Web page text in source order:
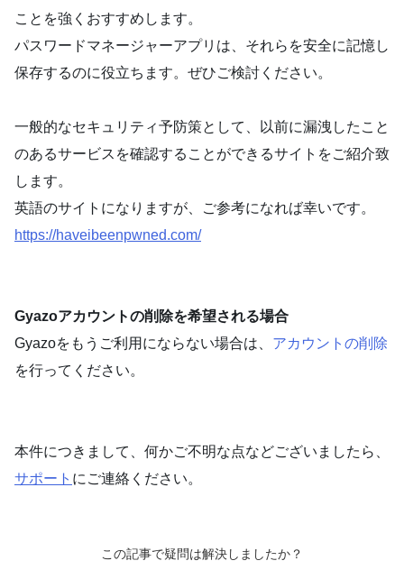
ことを強くおすすめします。
パスワードマネージャーアプリは、それらを安全に記憶し
保存するのに役立ちます。ぜひご検討ください。
一般的なセキュリティ予防策として、以前に漏洩したこと
のあるサービスを確認することができるサイトをご紹介致
します。
英語のサイトになりますが、ご参考になれば幸いです。
https://haveibeenpwned.com/
Gyazoアカウントの削除を希望される場合
Gyazoをもうご利用にならない場合は、 アカウントの削除
を行ってください。
本件につきまして、何かご不明な点などございましたら、
サポート にご連絡ください。
この記事で疑問は解決しましたか？